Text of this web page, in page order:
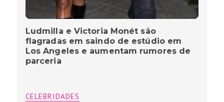
Ludmilla e Victoria Monét são
flagradas em saindo de estúdio em
Los Angeles e aumentam rumores de
parceria
CELEBRIDADES